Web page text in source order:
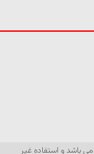
می باشد و استفاده غیر